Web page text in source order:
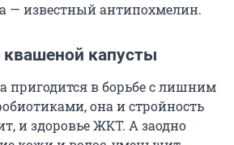
— известный антипохмелин.
квашеной капусты
пригодится в борьбе с лишним
она и стройность
и здоровье ЖКТ. А заодно